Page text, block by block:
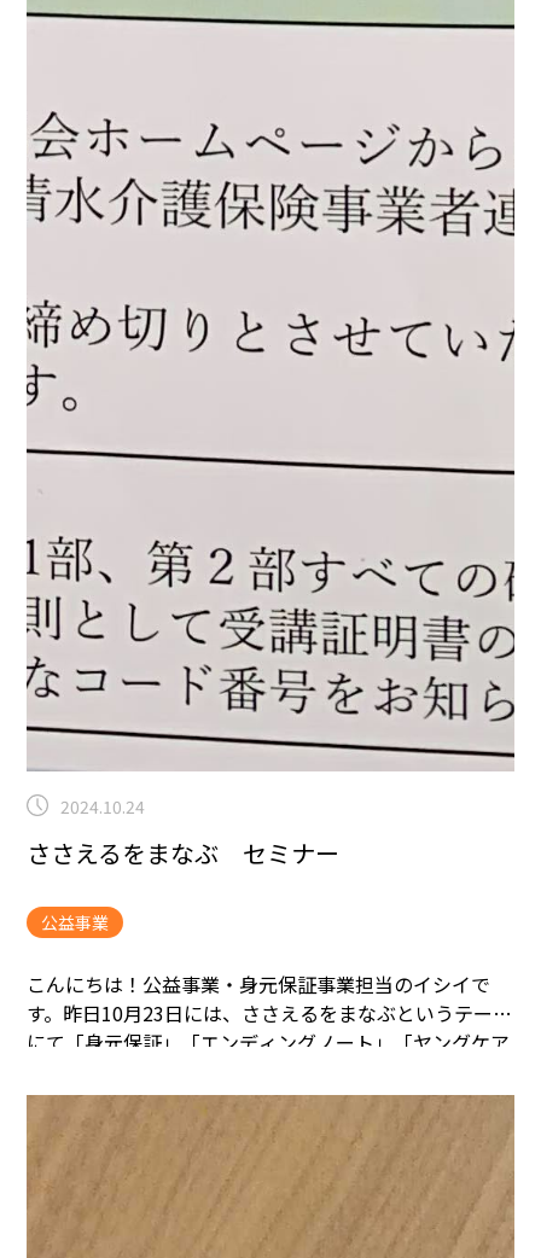
2024.10.24
ささえるをまなぶ セミナー
公益事業
こんにちは！ 公益事業・身元保証事業担当のイシイで
す。 昨日10月23日には、ささえるをまなぶというテーマ
にて「身元保証」「エンディングノート」「ヤングケア
いことに、静岡市終活支援優良事業者として「身元保
証」についての講座の方を担当をさせて頂きました！
今
の家族情勢の変化、具体的なサービスについて、事業者
によっての違いなどを中心にお話しの方をさせて頂きま
その他、ヤングケアラーについては今まで個人的
にもあまり経験がなく、初めて聞く事ばかりではありま